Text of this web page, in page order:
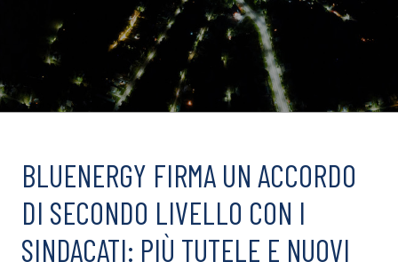
BLUENERGY FIRMA UN ACCORDO
DI SECONDO LIVELLO CON I
SINDACATI: PIÙ TUTELE E NUOVI